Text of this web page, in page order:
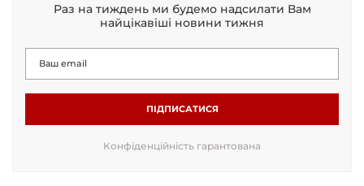
Раз на тиждень ми будемо надсилати Вам
найцікавіші новини тижня
ПІДПИСАТИСЯ
Конфіденційність гарантована